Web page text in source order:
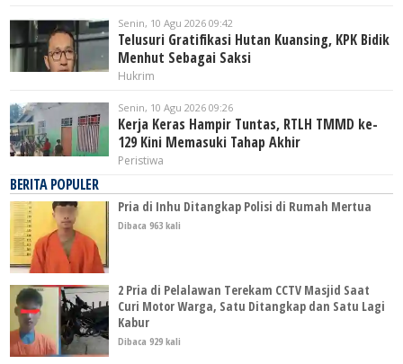
Senin, 10 Agu 2026 09:42
Telusuri Gratifikasi Hutan Kuansing, KPK Bidik
Menhut Sebagai Saksi
Hukrim
Senin, 10 Agu 2026 09:26
Kerja Keras Hampir Tuntas, RTLH TMMD ke-
129 Kini Memasuki Tahap Akhir
Peristiwa
BERITA POPULER
Pria di Inhu Ditangkap Polisi di Rumah Mertua
Dibaca 963 kali
2 Pria di Pelalawan Terekam CCTV Masjid Saat
Curi Motor Warga, Satu Ditangkap dan Satu Lagi
Kabur
Dibaca 929 kali